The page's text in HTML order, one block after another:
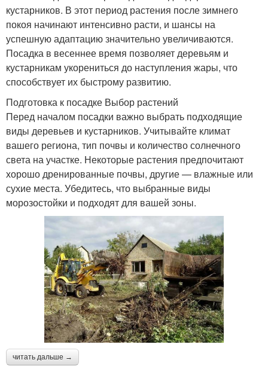
кустарников. В этот период растения после зимнего
покоя начинают интенсивно расти, и шансы на
успешную адаптацию значительно увеличиваются.
Посадка в весеннее время позволяет деревьям и
кустарникам укорениться до наступления жары, что
способствует их быстрому развитию.
Подготовка к посадке Выбор растений
Перед началом посадки важно выбрать подходящие
виды деревьев и кустарников. Учитывайте климат
вашего региона, тип почвы и количество солнечного
света на участке. Некоторые растения предпочитают
хорошо дренированные почвы, другие — влажные или
сухие места. Убедитесь, что выбранные виды
морозостойки и подходят для вашей зоны.
читать дальше →